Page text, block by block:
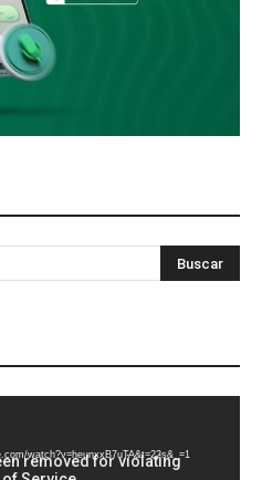
watch?v=heunxxB7uTA&t=22s&_=1